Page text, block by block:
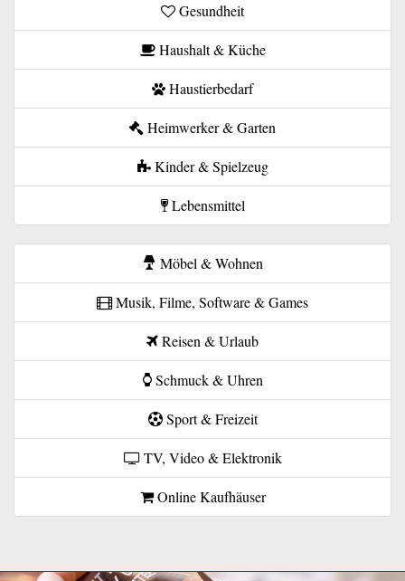
Gesundheit
Haushalt & Küche
Haustierbedarf
Heimwerker & Garten
Kinder & Spielzeug
Lebensmittel
Möbel & Wohnen
Musik, Filme, Software & Games
Reisen & Urlaub
Schmuck & Uhren
Sport & Freizeit
TV, Video & Elektronik
Online Kaufhäuser